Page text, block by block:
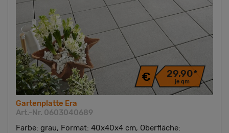
29,90*
je qm
Gartenplatte Era
Art.-Nr. 0603040689
Farbe: grau, Format: 40x40x4 cm, Oberfläche: